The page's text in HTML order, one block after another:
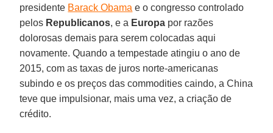
presidente Barack Obama e o congresso controlado
pelos Republicanos, e a Europa por razões
dolorosas demais para serem colocadas aqui
novamente. Quando a tempestade atingiu o ano de
2015, com as taxas de juros norte-americanas
subindo e os preços das commodities caindo, a China
teve que impulsionar, mais uma vez, a criação de
crédito.